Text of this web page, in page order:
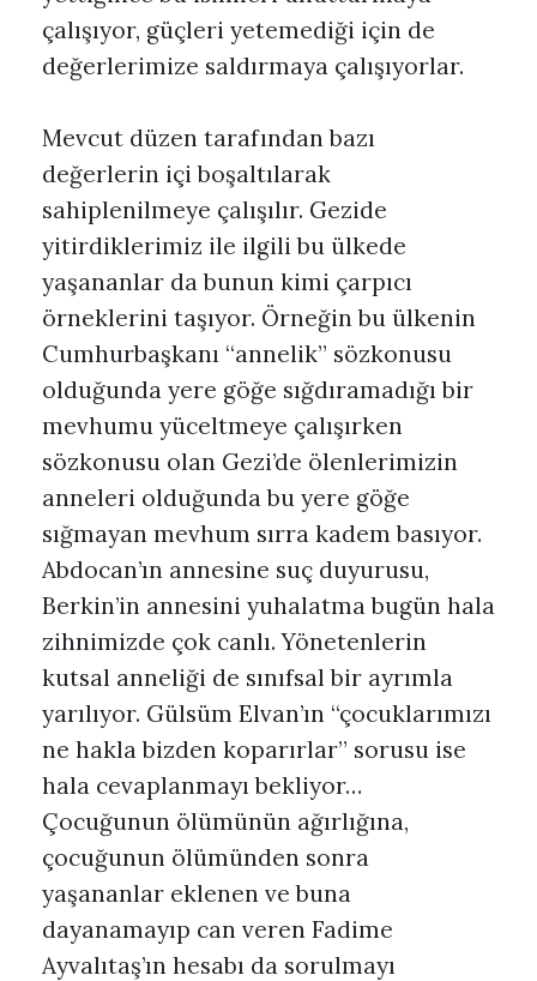
çalışıyor, güçleri yetemediği için de
değerlerimize saldırmaya çalışıyorlar.
Mevcut düzen tarafından bazı
değerlerin içi boşaltılarak
sahiplenilmeye çalışılır. Gezide
yitirdiklerimiz ile ilgili bu ülkede
yaşananlar da bunun kimi çarpıcı
örneklerini taşıyor. Örneğin bu ülkenin
Cumhurbaşkanı “annelik” sözkonusu
olduğunda yere göğe sığdıramadığı bir
mevhumu yüceltmeye çalışırken
sözkonusu olan Gezi’de ölenlerimizin
anneleri olduğunda bu yere göğe
sığmayan mevhum sırra kadem basıyor.
Abdocan’ın annesine suç duyurusu,
Berkin’in annesini yuhalatma bugün hala
zihnimizde çok canlı. Yönetenlerin
kutsal anneliği de sınıfsal bir ayrımla
yarılıyor. Gülsüm Elvan’ın “çocuklarımızı
ne hakla bizden koparırlar” sorusu ise
hala cevaplanmayı bekliyor…
Çocuğunun ölümünün ağırlığına,
çocuğunun ölümünden sonra
yaşananlar eklenen ve buna
dayanamayıp can veren Fadime
Ayvalıtaş’ın hesabı da sorulmayı